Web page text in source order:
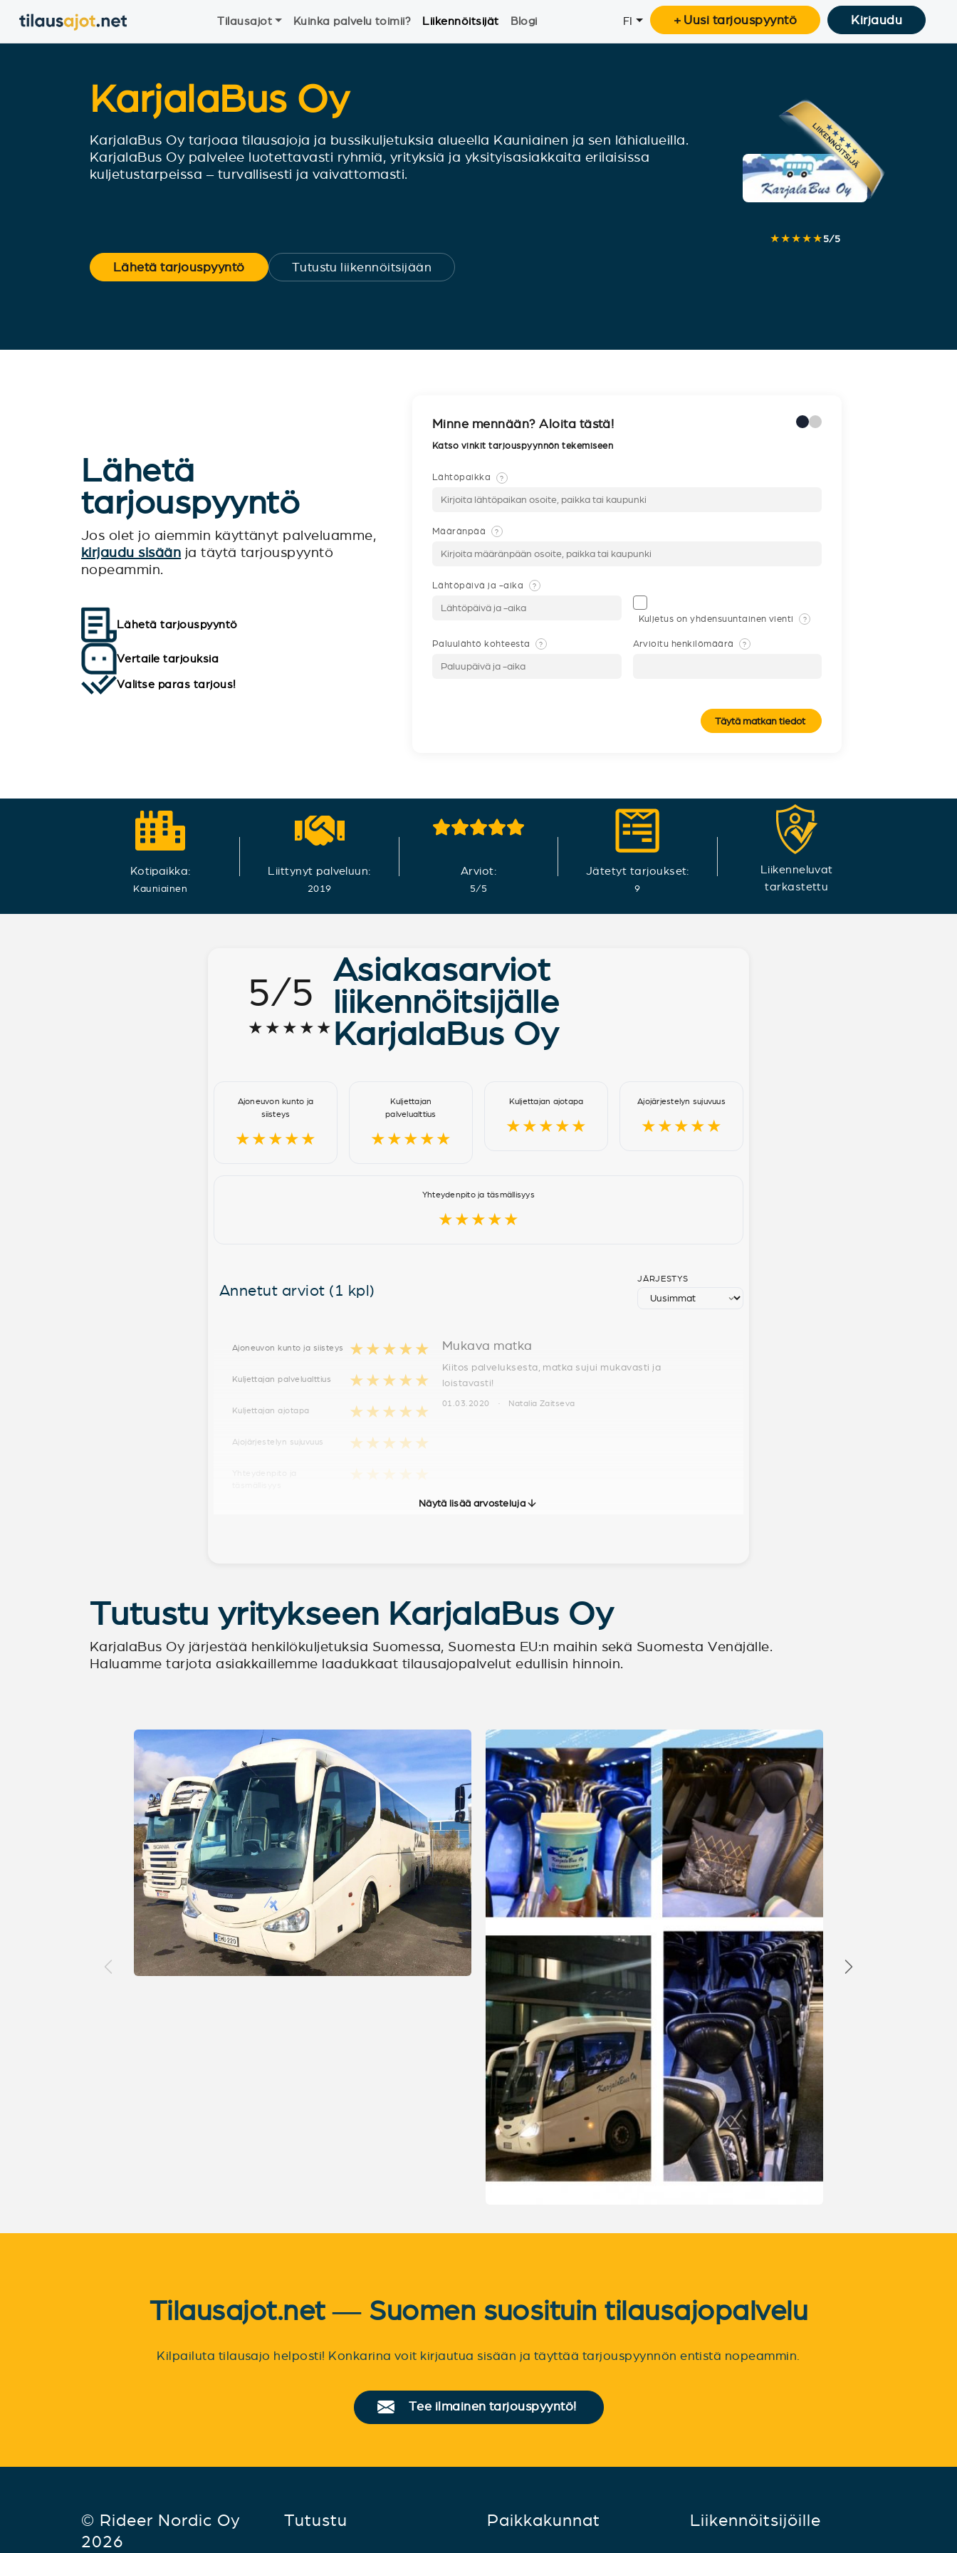
Tilausajot Kuinka palvelu toimii? Liikennöitsijät Blogi FI + Uusi tarjouspyyntö Kirjaudu
KarjalaBus Oy
KarjalaBus Oy tarjoaa tilausajoja ja bussikuljetuksia alueella Kauniainen ja sen lähialueilla.
KarjalaBus Oy palvelee luotettavasti ryhmiä, yrityksiä ja yksityisasiakkaita erilaisissa
kuljetustarpeissa – turvallisesti ja vaivattomasti.
★★★★★ 5/5
Lähetä tarjouspyyntö Tutustu liikennöitsijään
Lähetä
tarjouspyyntö
Jos olet jo aiemmin käyttänyt palveluamme,
kirjaudu sisään ja täytä tarjouspyyntö
nopeammin.
Lähetä tarjouspyyntö
Vertaile tarjouksia
Valitse paras tarjous!
Minne mennään? Aloita tästä!
Katso vinkit tarjouspyynnön tekemiseen
Lähtöpaikka ?
Määränpää ?
Lähtöpäivä ja -aika ?
Kuljetus on yhdensuuntainen vienti ?
Paluulähtö kohteesta ? Arvioitu henkilömäärä ?
Täytä matkan tiedot
Kotipaikka:
Kauniainen
Liittynyt palveluun:
2019
Arviot:
5/5
Jätetyt tarjoukset:
9
Liikenneluvat
tarkastettu
5/5
★★★★★
Asiakasarviot
liikennöitsijälle
KarjalaBus Oy
Ajoneuvon kunto ja
siisteys
★★★★★
Kuljettajan
palvelualttius
★★★★★
Kuljettajan ajotapa
★★★★★
Ajojärjestelyn sujuvuus
★★★★★
Yhteydenpito ja täsmällisyys
★★★★★
Annetut arviot (1 kpl)
JÄRJESTYS
Ajoneuvon kunto ja siisteys ★★★★★
Kuljettajan palvelualttius ★★★★★
Kuljettajan ajotapa ★★★★★
Ajojärjestelyn sujuvuus ★★★★★
★★★★★
Mukava matka
Kiitos palveluksesta, matka sujui mukavasti ja
loistavasti!
01.03.2020 · Natalia Zaitseva
Näytä lisää arvosteluja
Tutustu yritykseen KarjalaBus Oy
KarjalaBus Oy järjestää henkilökuljetuksia Suomessa, Suomesta EU:n maihin sekä Suomesta Venäjälle.
Haluamme tarjota asiakkaillemme laadukkaat tilausajopalvelut edullisin hinnoin.
Tilausajot.net — Suomen suosituin tilausajopalvelu
Kilpailuta tilausajo helposti! Konkarina voit kirjautua sisään ja täyttää tarjouspyynnön entistä nopeammin.
Tee ilmainen tarjouspyyntö!
© Rideer Nordic Oy
2026
Tutustu Paikkakunnat Liikennöitsijöille